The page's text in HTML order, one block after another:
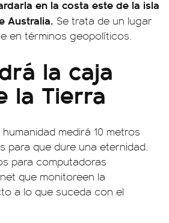
en la costa este de la isla
Australia. Se trata de un lugar
en términos geopolíticos.
la caja
la Tierra
medirá 10 metros
para que dure una eternidad.
para computadoras
que monitoreen la
a lo que suceda con el